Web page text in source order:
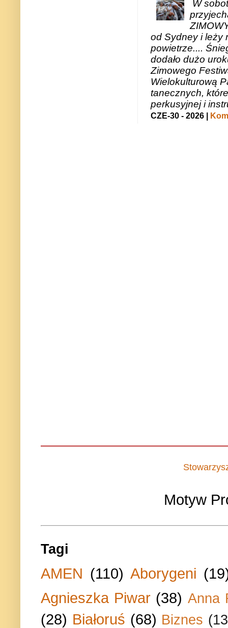
W
od Sydney i leży
powietrze....
dodało dużo
Zimowego
Wielokulturową
tanecznych,
perkusyjnej i
CZE-30 - 2026 |
Motyw
Tagi
AMEN (110) Aborygeni
Agnieszka Piwar (38) Anna
(28) Białoruś (68) Biznes